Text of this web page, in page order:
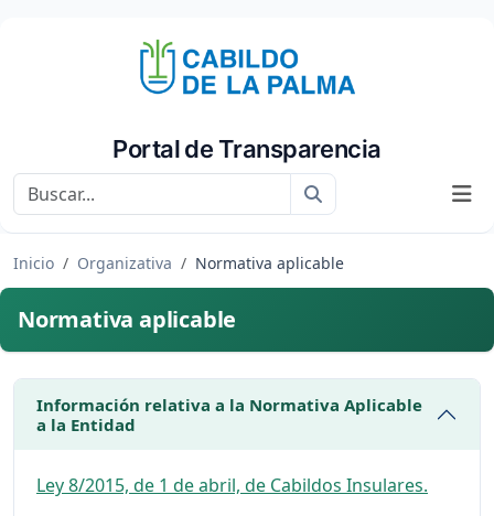
Portal de Transparencia
Inicio Organizativa Normativa aplicable
Normativa aplicable
Información relativa a la Normativa Aplicable
a la Entidad
Ley 8/2015, de 1 de abril, de Cabildos Insulares.